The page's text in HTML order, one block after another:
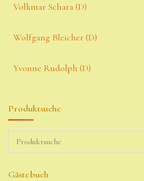
Volkmar Schara (D)
Wolfgang Bleicher (D)
Yvonne Rudolph (D)
Produktsuche
Gästebuch